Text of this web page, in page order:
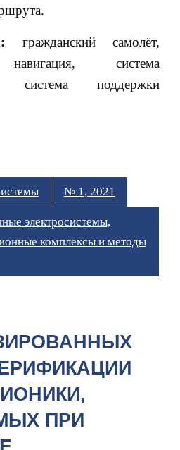
гражданский самолёт,
навигация, система
система поддержки
№ 1, 2021
электросистемы,
комплексы и методы
ПРИ